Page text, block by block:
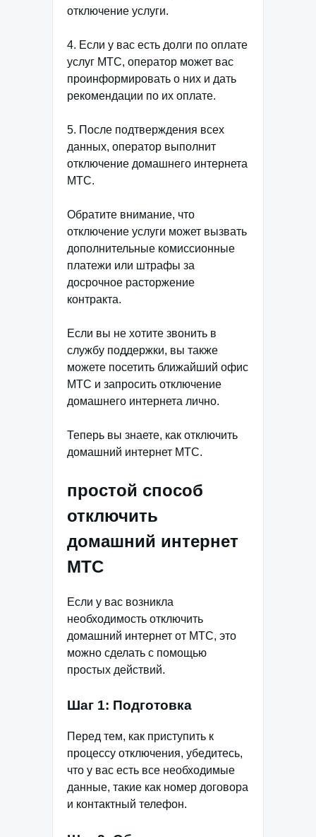
отключение услуги.
4. Если у вас есть долги по оплате
услуг МТС, оператор может вас
проинформировать о них и дать
рекомендации по их оплате.
5. После подтверждения всех
данных, оператор выполнит
отключение домашнего интернета
МТС.
Обратите внимание, что
отключение услуги может вызвать
дополнительные комиссионные
платежи или штрафы за
досрочное расторжение
контракта.
Если вы не хотите звонить в
службу поддержки, вы также
можете посетить ближайший офис
МТС и запросить отключение
домашнего интернета лично.
Теперь вы знаете, как отключить
домашний интернет МТС.
простой способ
отключить
домашний интернет
МТС
Если у вас возникла
необходимость отключить
домашний интернет от МТС, это
можно сделать с помощью
простых действий.
Шаг 1: Подготовка
Перед тем, как приступить к
процессу отключения, убедитесь,
что у вас есть все необходимые
данные, такие как номер договора
и контактный телефон.